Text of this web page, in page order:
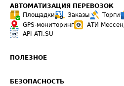
АВТОМАТИЗАЦИЯ ПЕРЕВОЗОК
Площадки
Заказы Торги
GPS-мониторинг
АТИ
API ATI.SU
ПОЛЕЗНОЕ
БЕЗОПАСНОСТЬ